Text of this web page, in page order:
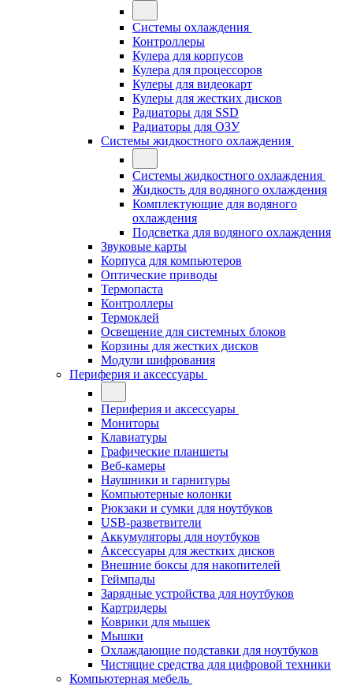
Системы охлаждения
Контроллеры
Кулера для корпусов
Кулера для процессоров
Кулеры для видеокарт
Кулеры для жестких дисков
Радиаторы для SSD
Радиаторы для ОЗУ
Системы жидкостного охлаждения
Системы жидкостного охлаждения
Жидкость для водяного охлаждения
Комплектующие для водяного
охлаждения
Подсветка для водяного охлаждения
Звуковые карты
Корпуса для компьютеров
Оптические приводы
Термопаста
Контроллеры
Термоклей
Освещение для системных блоков
Корзины для жестких дисков
Модули шифрования
Периферия и аксессуары
Периферия и аксессуары
Мониторы
Клавиатуры
Графические планшеты
Веб-камеры
Наушники и гарнитуры
Компьютерные колонки
Рюкзаки и сумки для ноутбуков
USB-разветвители
Аккумуляторы для ноутбуков
Аксессуары для жестких дисков
Внешние боксы для накопителей
Геймпады
Зарядные устройства для ноутбуков
Картридеры
Коврики для мышек
Мышки
Охлаждающие подставки для ноутбуков
Чистящие средства для цифровой техники
Компьютерная мебель